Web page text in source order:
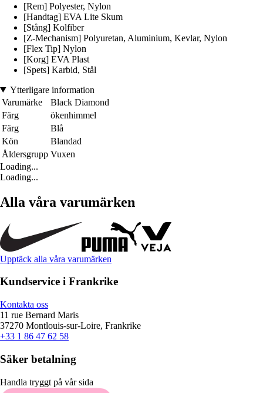
[Rem] Polyester, Nylon
[Handtag] EVA Lite Skum
[Stång] Kolfiber
[Z-Mechanism] Polyuretan, Aluminium, Kevlar, Nylon
[Flex Tip] Nylon
[Korg] EVA Plast
[Spets] Karbid, Stål
Ytterligare information
Varumärke
Black Diamond
Färg
ökenhimmel
Färg
Blå
Kön
Blandad
Åldersgrupp Vuxen
Loading...
Loading...
Alla våra varumärken
Upptäck alla våra varumärken
Kundservice i Frankrike
Kontakta oss
11 rue Bernard Maris
37270 Montlouis-sur-Loire, Frankrike
+33 1 86 47 62 58
Säker betalning
Handla tryggt på vår sida